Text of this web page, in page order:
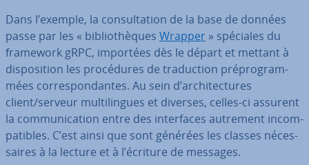
Dans l’exemple, la con­sul­ta­tion de la base de données
passe par les « bi­blio­thèques Wrapper » spéciales du
framework gRPC, importées dès le départ et mettant à
dis­po­si­tion les pro­cé­dures de tra­duc­tion pré­pro­gram­
mées cor­res­pon­dantes. Au sein d’ar­chi­tec­tures
client/serveur mul­ti­lingues et diverses, celles-ci assurent
la com­mu­ni­ca­tion entre des in­ter­faces autrement in­com­
pa­tibles. C’est ainsi que sont générées les classes né­ces­
saires à la lecture et à l’écriture de messages.